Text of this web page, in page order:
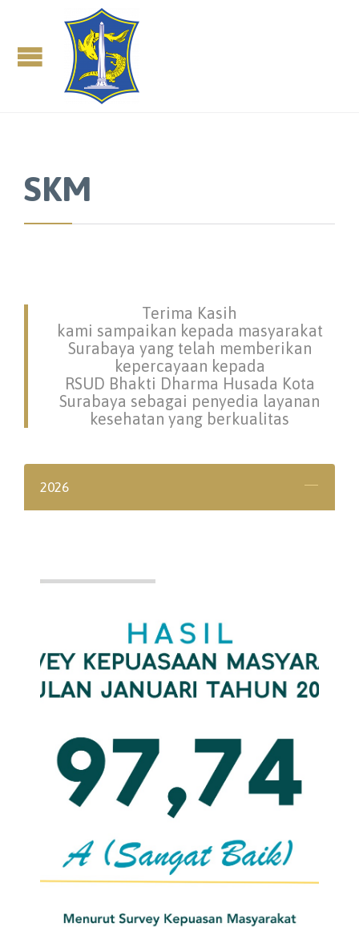
SKM
Terima Kasih
kami sampaikan kepada masyarakat
Surabaya yang telah memberikan
kepercayaan kepada
RSUD Bhakti Dharma Husada Kota
Surabaya sebagai penyedia layanan
kesehatan yang berkualitas
2026